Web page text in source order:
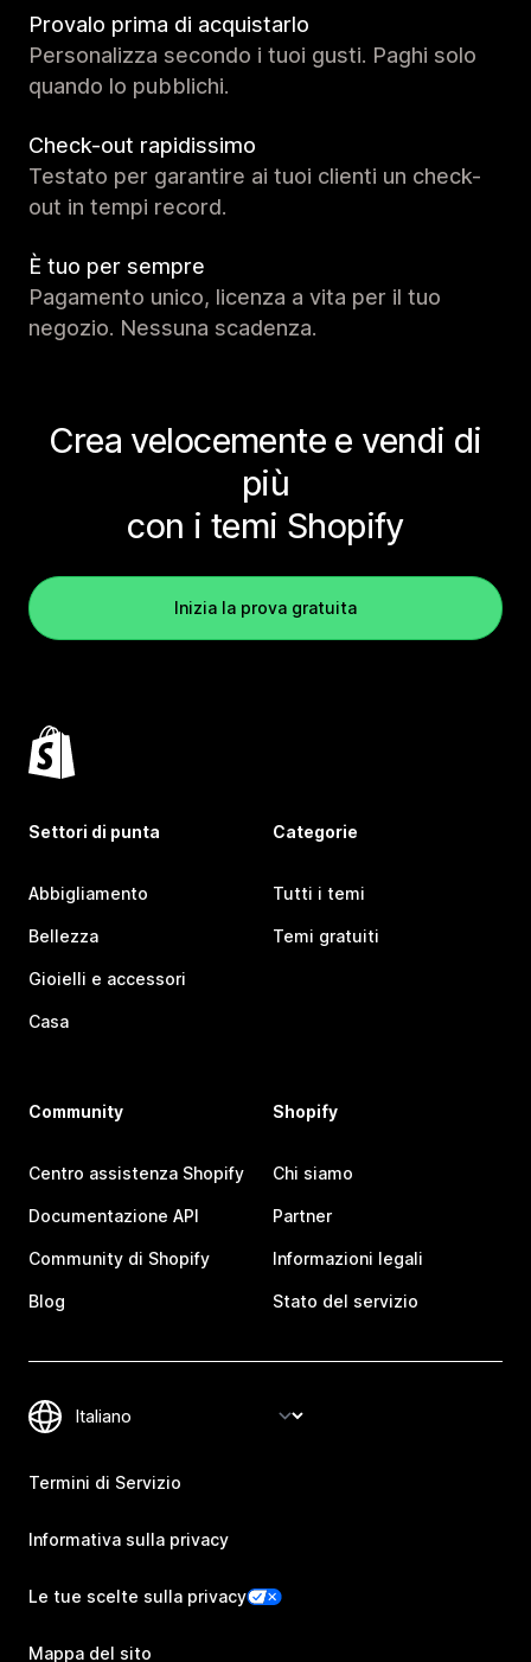
Provalo prima di acquistarlo
Personalizza secondo i tuoi gusti. Paghi solo
quando lo pubblichi.
Check-out rapidissimo
Testato per garantire ai tuoi clienti un check-
out in tempi record.
È tuo per sempre
Pagamento unico, licenza a vita per il tuo
negozio. Nessuna scadenza.
Crea velocemente e vendi di
più
con i temi Shopify
Inizia la prova gratuita
Settori di punta
Abbigliamento
Bellezza
Gioielli e accessori
Casa
Categorie
Tutti i temi
Temi gratuiti
Community
Centro assistenza Shopify
Documentazione API
Community di Shopify
Blog
Shopify
Chi siamo
Partner
Informazioni legali
Stato del servizio
Termini di Servizio
Informativa sulla privacy
Le tue scelte sulla privacy
Mappa del sito